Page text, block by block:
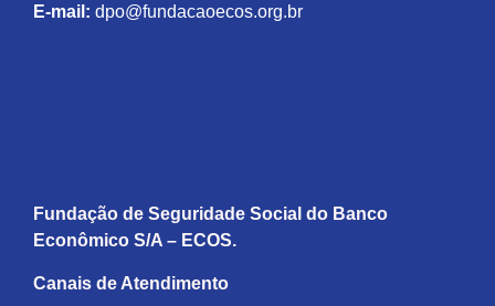
E-mail: dpo@fundacaoecos.org.br
Fundação de Seguridade Social do Banco
Econômico S/A – ECOS.
Canais de Atendimento